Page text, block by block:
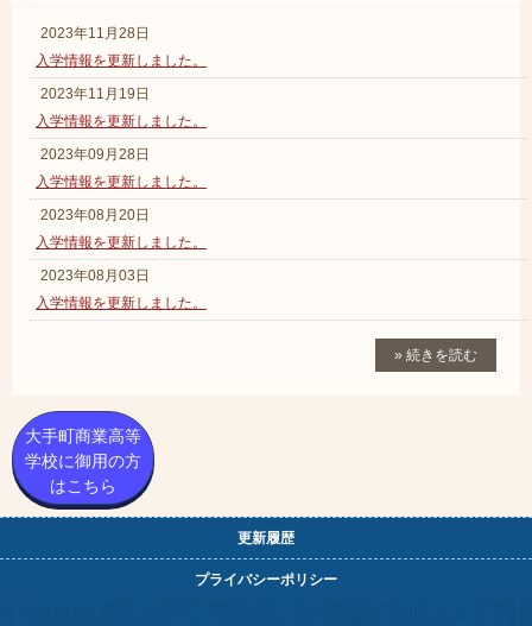
2023年11月28日
入学情報を更新しました。
2023年11月19日
入学情報を更新しました。
2023年09月28日
入学情報を更新しました。
2023年08月20日
入学情報を更新しました。
2023年08月03日
入学情報を更新しました。
» 続きを読む
大手町商業高等
学校に御用の方
はこちら
更新履歴
プライバシーポリシー